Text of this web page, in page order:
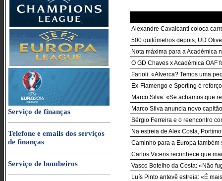
Serviço de finanças
Telefone e emails dos serviços
de finanças
Serviço de bombeiros
Alexandre Cavalcanti coloca
500 quilómetros depois, UD
Nota máxima para a Académica
O GD Chaves x Académica OAF
Farioli: «Alverca? Temos uma
Ex-Flamengo e Sporting é
Marco Silva: «Se achamos que
Marco Silva anuncia novo
Sérgio Ferreira e o reencontro
Na estreia de Alex Costa,
Caminho para a Europa
Carlos Vicens reconhece que
Vasco Botelho da Costa: «Não
Luís Pinto antevê estreia: «É